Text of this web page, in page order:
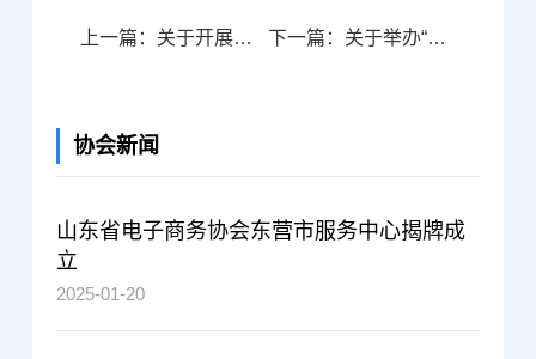
上一篇：关于开展奥林匹克终身锻炼价值观教育 计划活动的通知 下一篇：关于举办“财税通达，电商未来”分享会的通知
协会新闻
山东省电子商务协会东营市服务中心揭牌成
立
2025-01-20